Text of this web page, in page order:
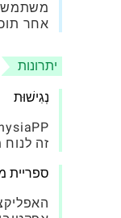
אחר
יתרונות
נְגִישׁוּת
זה
ספריית